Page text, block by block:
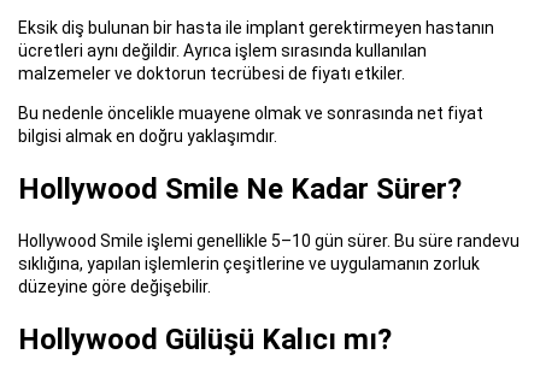
Eksik diş bulunan bir hasta ile implant gerektirmeyen hastanın
ücretleri aynı değildir. Ayrıca işlem sırasında kullanılan
malzemeler ve doktorun tecrübesi de fiyatı etkiler.
Bu nedenle öncelikle muayene olmak ve sonrasında net fiyat
bilgisi almak en doğru yaklaşımdır.
Hollywood Smile Ne Kadar Sürer?
Hollywood Smile işlemi genellikle 5–10 gün sürer. Bu süre randevu
sıklığına, yapılan işlemlerin çeşitlerine ve uygulamanın zorluk
düzeyine göre değişebilir.
Hollywood Gülüşü Kalıcı mı?